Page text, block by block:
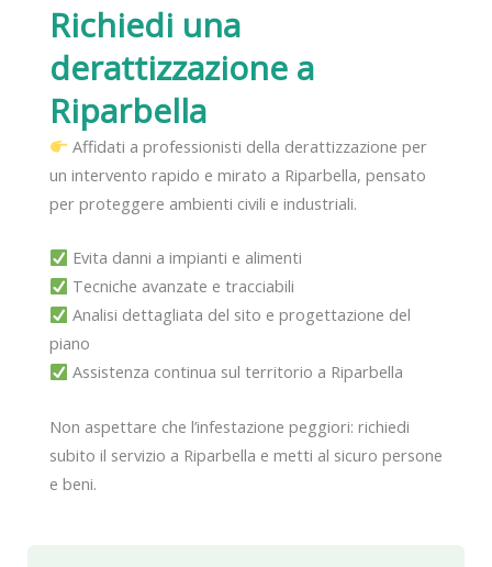
Richiedi una
derattizzazione a
Riparbella
Affidati a professionisti della derattizzazione per
un intervento rapido e mirato a Riparbella, pensato
per proteggere ambienti civili e industriali.
Evita danni a impianti e alimenti
Tecniche avanzate e tracciabili
Analisi dettagliata del sito e progettazione del
piano
Assistenza continua sul territorio a Riparbella
Non aspettare che l’infestazione peggiori: richiedi
subito il servizio a Riparbella e metti al sicuro persone
e beni.